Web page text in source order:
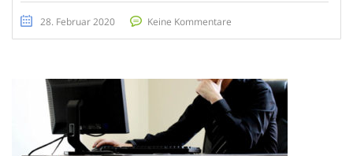
28. Februar 2020 Keine Kommentare